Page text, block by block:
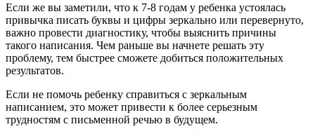
Если же вы заметили, что к 7-8 годам у ребенка устоялась
привычка писать буквы и цифры зеркально или перевернуто,
важно провести диагностику, чтобы выяснить причины
такого написания. Чем раньше вы начнете решать эту
проблему, тем быстрее сможете добиться положительных
результатов.
Если не помочь ребенку справиться с зеркальным
написанием, это может привести к более серьезным
трудностям с письменной речью в будущем.